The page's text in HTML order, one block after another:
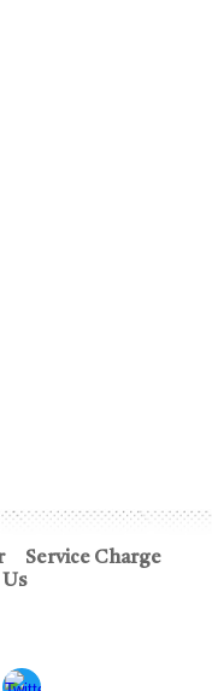
Service Charge